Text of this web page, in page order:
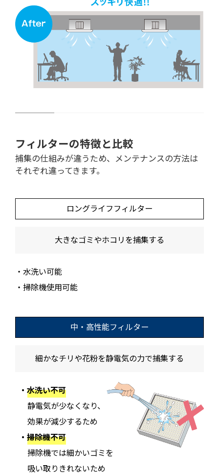
フィルターの特徴と比較
捕集の仕組みが違うため、メンテナンスの方法は
それぞれ違ってきます。
ロングライフフィルター
大きなゴミやホコリを捕集する
・水洗い可能
・掃除機使用可能
中・高性能フィルター
細かなチリや花粉を静電気の力で捕集する
・水洗い不可
静電気が少なくなり、
効果が減少するため
・掃除機不可
掃除機では細かいゴミを
吸い取りきれないため